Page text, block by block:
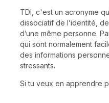
TDI, c'est un acronyme
dissociatif de l’identité,
d’une même personne.
qui sont normalement
des informations
stressants.
Si tu veux en apprendre